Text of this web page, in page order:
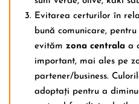
Evitarea certurilor în
bună comunicare,
evităm zona centrala a
important, mai ales pe
partener/business.
adoptați pentru a